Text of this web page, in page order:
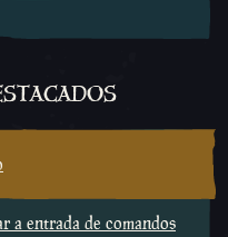
a entrada de comandos